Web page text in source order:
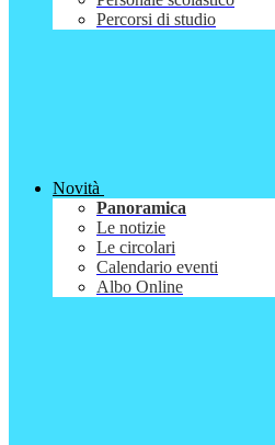
Percorsi di studio
Novità
Panoramica
Le notizie
Le circolari
Calendario eventi
Albo Online